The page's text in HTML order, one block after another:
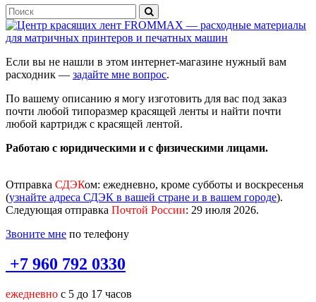
Если вы не нашли в этом интернет-магазине нужный вам
расходник — задайте мне вопрос.
По вашему описанию я могу изготовить для вас под заказ
почти любой типоразмер красящей ленты и найти почти
любой картридж с красящей лентой.
Работаю с юридическими и с физическими лицами.
Отправка СДЭКом: ежедневно, кроме субботы и воскресенья
(узнайте адреса СДЭК в вашей стране и в вашем городе).
Следующая отправка Почтой России: 29 июля 2026.
Звоните мне по телефону
+7 960 792 0330
ежедневно с 5 до 17 часов